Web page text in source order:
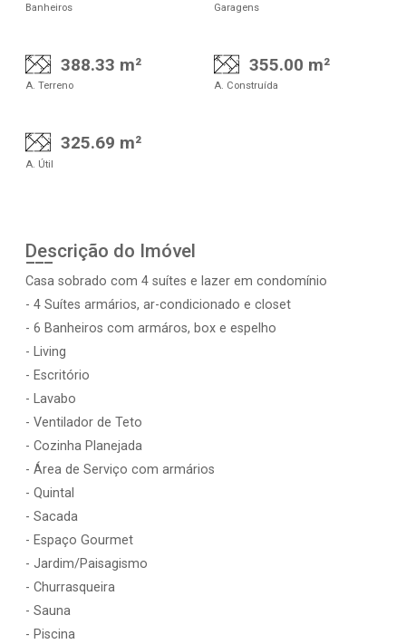
Banheiros Garagens
388.33 m²
A. Terreno
355.00 m²
A. Construída
325.69 m²
A. Útil
Descrição do Imóvel
Casa sobrado com 4 suítes e lazer em condomínio
- 4 Suítes armários, ar-condicionado e closet
- 6 Banheiros com armáros, box e espelho
- Living
- Escritório
- Lavabo
- Ventilador de Teto
- Cozinha Planejada
- Área de Serviço com armários
- Quintal
- Sacada
- Espaço Gourmet
- Jardim/Paisagismo
- Churrasqueira
- Sauna
- Piscina